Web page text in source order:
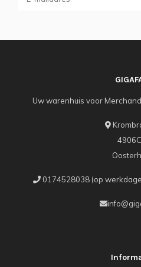
Uw warenhuis voor
0174528038 (op